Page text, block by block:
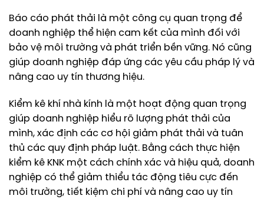
Báo cáo phát thải là một công cụ quan trọng để
doanh nghiệp thể hiện cam kết của mình đối với
bảo vệ môi trường và phát triển bền vững. Nó cũng
giúp doanh nghiệp đáp ứng các yêu cầu pháp lý và
nâng cao uy tín thương hiệu.
Kiểm kê khí nhà kính là một hoạt động quan trọng
giúp doanh nghiệp hiểu rõ lượng phát thải của
mình, xác định các cơ hội giảm phát thải và tuân
thủ các quy định pháp luật. Bằng cách thực hiện
kiểm kê KNK một cách chính xác và hiệu quả, doanh
nghiệp có thể giảm thiểu tác động tiêu cực đến
môi trường, tiết kiệm chi phí và nâng cao uy tín